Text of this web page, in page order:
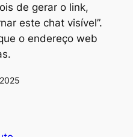
de gerar o link,
este chat visível”.
o endereço web